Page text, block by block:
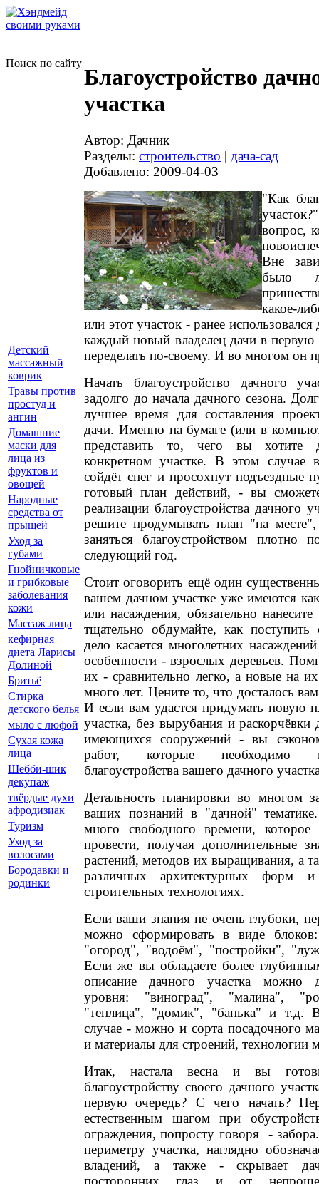
Поиск по сайту
Благоустройство
участка
Автор: Дачник
Разделы: строительство | дача-сад
Добавлено: 2009-04-03
"Как
вопрос,
Вне
было
какое-
или этот участок - ранее
каждый новый владелец дачи в первую
переделать по-своему. И во многом он
Начать благоустройство дачного
задолго до начала дачного сезона.
лучшее время для составления
дачи. Именно на бумаге (или в
представить то, чего вы хотите
конкретном участке. В этом случае
сойдёт снег и просохнут подъездные
готовый план действий, - вы
реализации благоустройства дачного
решите продумывать план "на
заняться благоустройством плотно
следующий год.
Стоит оговорить ещё один
вашем дачном участке уже имеются
или насаждения, обязательно
тщательно обдумайте, как
дело касается многолетних
особенности - взрослых деревьев.
их - сравнительно легко, а новые на
много лет. Цените то, что досталось
И если вам удастся придумать новую
участка, без вырубания и раскорчёвки
имеющихся сооружений - вы
работ, которые необходимо
благоустройства вашего дачного
Детальность планировки во многом
ваших познаний в "дачной"
много свободного времени,
провести, получая дополнительные
растений, методов их выращивания, а
различных архитектурных форм
строительных технологиях.
Если ваши знания не очень глубоки,
можно сформировать в виде
"огород", "водоём", "постройки",
Если же вы обладаете более
описание дачного участка можно
уровня: "виноград", "малина",
"теплица", "домик", "банька" и т.д.
случае - можно и сорта посадочного
и материалы для строений,
Итак, настала весна и вы
благоустройству своего дачного
первую очередь? С чего начать?
естественным шагом при
ограждения, попросту говоря -
периметру участка, наглядно
владений, а также - скрывает
посторонних глаз и от
Детский
массажный
коврик
Травы против
простуд и
ангин
Домашние
маски для
лица из
фруктов и
овощей
Народные
средства от
прыщей
Уход за
губами
Гнойничковые
и грибковые
заболевания
кожи
Массаж лица
кефирная
диета Ларисы
Долиной
Бритьё
Стирка
детского белья
мыло с люфой
Сухая кожа
лица
Шебби-шик
декупаж
твёрдые духи
афродизиак
Туризм
Уход за
волосами
Бородавки и
родинки